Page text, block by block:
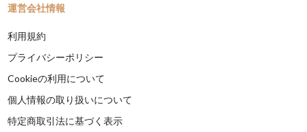
運営会社情報
利用規約
プライバシーポリシー
Cookieの利用について
個人情報の取り扱いについて
特定商取引法に基づく表示